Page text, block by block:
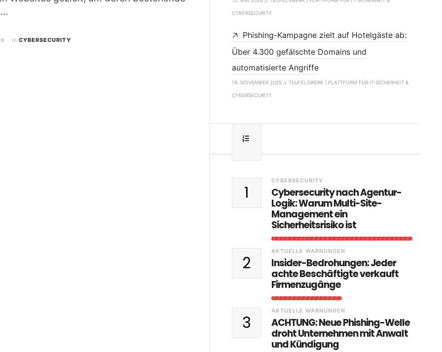
in CYBERSECURITY
CYBERSECURITY
Phishing-Kampagne zielt auf Hotelgäste ab:
Über 4.300 gefälschte Domains und
automatisierte Angriffe
19. NOVEMBER 2025 // TEUFELSWERK | PLATTFORM FÜR IT-SICHERHEIT &
CYBERSECURITY
1
CYBERSECURITY
Cybersecurity nach Agentur-
Logik: Warum Multi-Site-
Management ein
Sicherheitsrisiko ist
2
AKTUELLE WARNUNGEN
Insider-Bedrohungen: Jeder
achte Beschäftigte verkauft
Firmenzugänge
3
AKTUELLE WARNUNGEN
ACHTUNG: Neue Phishing-Welle
droht Unternehmen mit Anwalt
und Kündigung